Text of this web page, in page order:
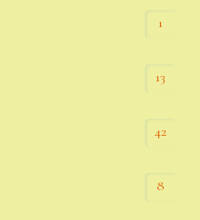
1
13
42
8